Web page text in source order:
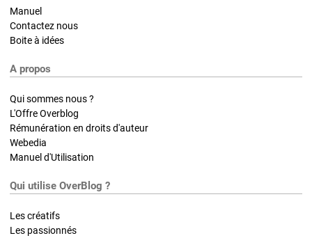
Manuel
Contactez nous
Boite à idées
A propos
Qui sommes nous ?
L'Offre Overblog
Rémunération en droits d'auteur
Webedia
Manuel d'Utilisation
Qui utilise OverBlog ?
Les créatifs
Les passionnés